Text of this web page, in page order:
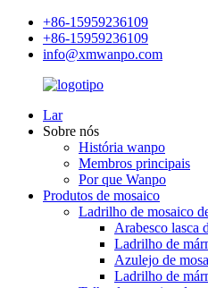
+86-15959236109
+86-15959236109
info@xmwanpo.com
Lar
Sobre nós
História wanpo
Membros principais
Por que Wanpo
Produtos de mosaico
Ladrilho de mosaico
Arabesco lasca
Ladrilho de
Azulejo de
Ladrilho de